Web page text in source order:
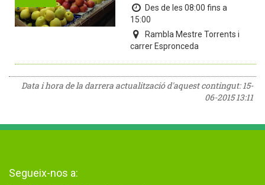
Des de les 08:00 fins a
15:00
Rambla Mestre Torrents i
carrer Espronceda
Data i hora de la darrera actualització d'aquest contingut:15-
06-2015 13:11
Segueix-nos a: